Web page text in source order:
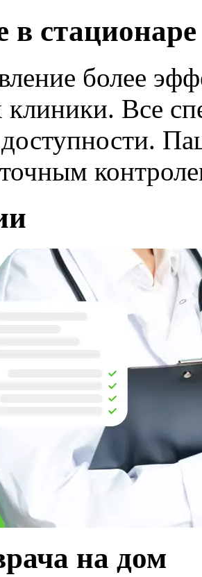
в стационаре
более
клиники. Все
на дом